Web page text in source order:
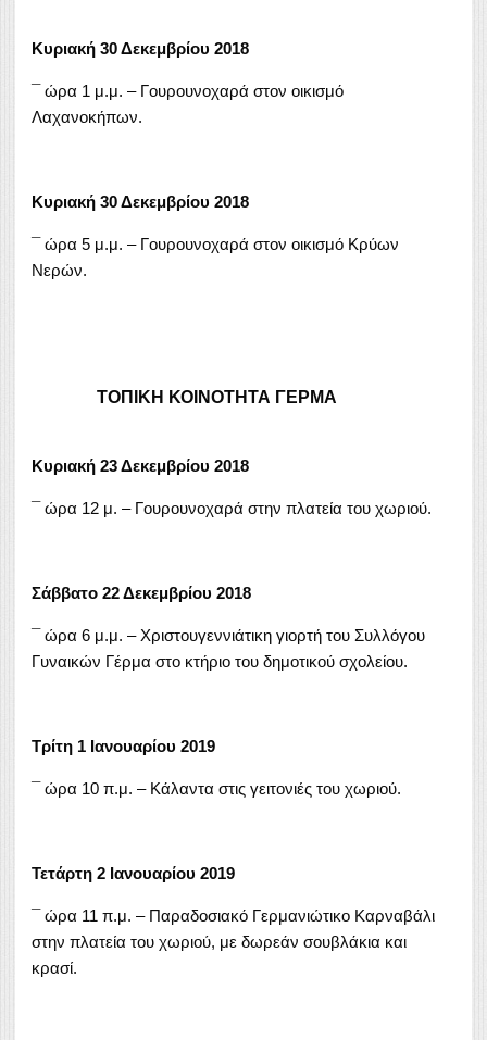
Κυριακή 30 Δεκεμβρίου 2018
¯ ώρα 1 μ.μ. – Γουρουνοχαρά στον οικισμό
Λαχανοκήπων.
Κυριακή 30 Δεκεμβρίου 2018
¯ ώρα 5 μ.μ. – Γουρουνοχαρά στον οικισμό Κρύων
Νερών.
ΤΟΠΙΚΗ ΚΟΙΝΟΤΗΤΑ ΓΕΡΜΑ
Κυριακή 23 Δεκεμβρίου 2018
¯ ώρα 12 μ. – Γουρουνοχαρά στην πλατεία του χωριού.
Σάββατο 22 Δεκεμβρίου 2018
¯ ώρα 6 μ.μ. – Χριστουγεννιάτικη γιορτή του Συλλόγου
Γυναικών Γέρμα στο κτήριο του δημοτικού σχολείου.
Τρίτη 1 Ιανουαρίου 2019
¯ ώρα 10 π.μ. – Κάλαντα στις γειτονιές του χωριού.
Τετάρτη 2 Ιανουαρίου 2019
¯ ώρα 11 π.μ. – Παραδοσιακό Γερμανιώτικο Καρναβάλι
στην πλατεία του χωριού, με δωρεάν σουβλάκια και
κρασί.